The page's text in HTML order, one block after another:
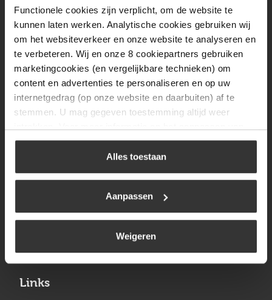
Functionele cookies zijn verplicht, om de website te
kunnen laten werken. Analytische cookies gebruiken wij
om het websiteverkeer en onze website te analyseren en
te verbeteren. Wij en onze 8 cookiepartners gebruiken
marketingcookies (en vergelijkbare technieken) om
content en advertenties te personaliseren en op uw
internetgedrag (op onze website en daarbuiten) af te
stemmen. U mag gegeven toestemming altijd weer
uw keuze op onze website verwijzen wij u naar ons
Alles toestaan
Aanpassen
Weigeren
Donderdag
08:00 tot 17:00
Vrijdag
08:00 tot 17:00
Zaterdag
09:30 tot 12:00
Zondag
Gesloten
Navigatie
BBQ
Verwarming
Links